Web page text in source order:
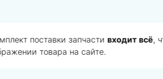
поставки запчасти входит всё,
товара на сайте.